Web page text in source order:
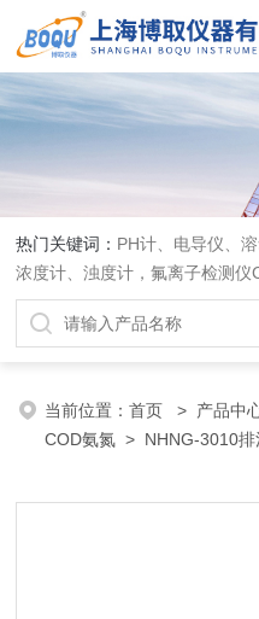
热门关键词： PH计、电导仪、
浓度计、浊度计，氟离子检测
仪，PH电极、溶氧电极、电导
当前位置：首页 > 产品中
COD氨氮 > NHNG-3010排